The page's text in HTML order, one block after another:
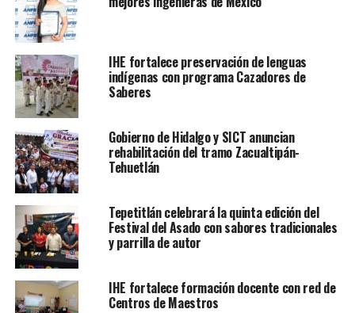
IHE fortalece preservación de lenguas
indígenas con programa Cazadores de
Saberes
Gobierno de Hidalgo y SICT anuncian
rehabilitación del tramo Zacualtipán-
Tehuetlán
Tepetitlán celebrará la quinta edición del
Festival del Asado con sabores tradicionales
y parrilla de autor
IHE fortalece formación docente con red de
Centros de Maestros